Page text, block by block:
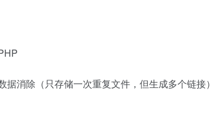
据消除（只存储一次重复文件，但生成多个链接）